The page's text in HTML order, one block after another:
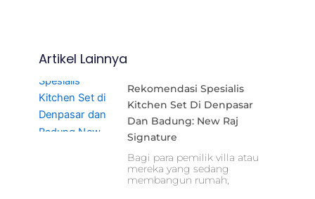
Artikel Lainnya
Rekomendasi Spesialis
Kitchen Set Di Denpasar
Dan Badung: New Raj
Signature
Bagi para pemilik villa atau
mereka yang sedang
membangun rumah,